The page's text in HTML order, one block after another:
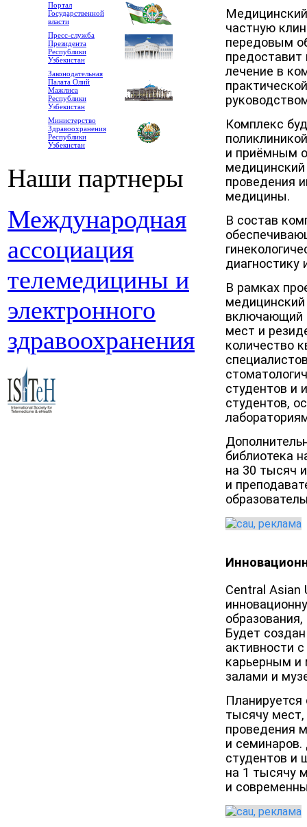
Портал
Государственной
власти
Пресс-служба
Президента
Республики
Узбекистан
Законодательная
Палата Олий
Мажлиса
Республики
Узбекистан
Министерство
Здравоохранения
Республики
Узбекистан
Наши партнеры
Международная
ассоциация
телемедицины и
электронного
здравоохранения
частную
передовым
лечение в
Комплекс
и приёмным
медицинский
проведения
медицины.
В состав
диагностику
В рамках
включающий
мест и
количество
студентов и
студентов,
библиотека
на 30 тысяч
и
Central
Будет
активности
карьерным и
залами и
Планируется
тысячу
проведения
и семинаров.
студентов и
на 1 тысячу
и